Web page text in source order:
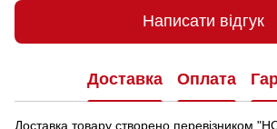
Написати відгук
Доставка Оплата
Доставка товару створено перевізником